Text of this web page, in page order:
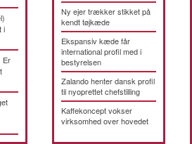
i
Er
Ny ejer trækker stikket på
kendt tøjkæde
Ekspansiv kæde får
international profil med i
bestyrelsen
Zalando henter dansk profil
til nyoprettet chefstilling
Kaffekoncept vokser
virksomhed over hovedet